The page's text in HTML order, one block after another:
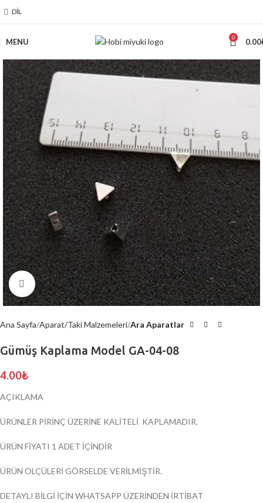
DIL
MENU 0 0.00
Click to enlarge
Ana Sayfa Aparat/Taki Malzemeleri Ara Aparatlar
Gümüş Kaplama Model GA-04-08
4.00₺
AÇIKLAMA
ÜRÜNLER PİRİNÇ ÜZERİNE KALİTELİ KAPLAMADIR.
ÜRÜN FİYATI 1 ADET İÇİNDİR
ÜRÜN ÖLÇÜLERİ GÖRSELDE VERİLMİŞTİR.
DETAYLI BİLGİ İÇİN WHATSAPP ÜZERİNDEN İRTİBAT